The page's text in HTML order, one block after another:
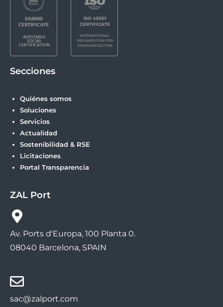
Secciones
Quiénes somos
Soluciones
Servicios
Actualidad
Sostenibilidad & RSE
Licitaciones
Portal Transparencia
ZAL Port
Av. Ports d'Europa, 100 Planta 0.
08040 Barcelona, SPAIN
sac@zalport.com